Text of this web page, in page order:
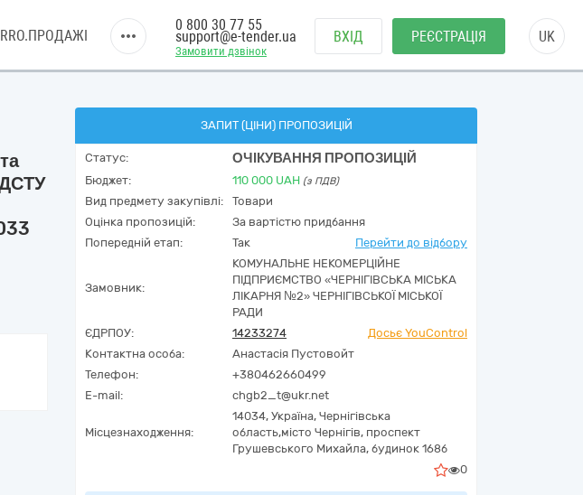
Замовити дзвінок
0 800 30 77 55
support@e-tender.ua ВХІД РЕЄСТРАЦІЯ UK
ДСТУ
ЗАПИТ (ЦІНИ) ПРОПОЗИЦІЙ
Статус: ОЧІКУВАННЯ ПРОПОЗИЦІЙ
Бюджет: 110 000 UAH (з ПДВ)
Вид предмету закупівлі:
Товари
Оцінка пропозицій:
За вартістю придбання
Попередній етап:
Так Перейти до відбору
Замовник:
КОМУНАЛЬНЕ НЕКОМЕРЦІЙНЕ
ПІДПРИЄМСТВО «ЧЕРНІГІВСЬКА МІСЬКА
ЛІКАРНЯ №2» ЧЕРНІГІВСЬКОЇ МІСЬКОЇ
РАДИ
ЄДРПОУ:
14233274
Досьє YouControl
Контактна особа:
Анастасія Пустовойт
Телефон:
+380462660499
E-mail:
chgb2_t@ukr.net
Місцезнаходження:
14034, Україна, Чернігівська
область,місто Чернігів, проспект
Грушевського Михайла, будинок 168б
0